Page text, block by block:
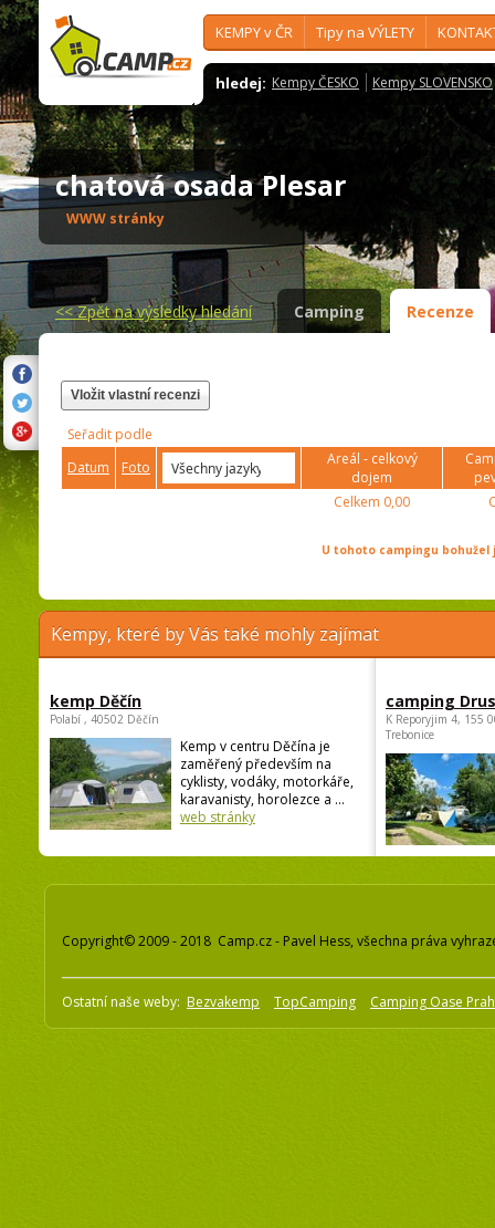
KEMPY v ČR Tipy na VÝLETY
hledej: Kempy ČESKO Kempy SLOVENSKO
chatová osada Plesar
WWW stránky
<<Zpět na výsledky hledání Camping Recenze
Vložit vlastní recenzi
Seřadit podle
Datum
Foto
Areál - celkový
dojem
Celkem 0,00
U tohoto campingu
Kempy, které by Vás také mohly zajímat
kemp Děčín
Polabí , 40502 Děčín
Kemp v centru Děčína je
zaměřený především na
cyklisty, vodáky, motorkáře,
karavanisty, horolezce a ...
web stránky
camping
K Reporyjim 4, 155
Trebonice
Copyright© 2009 - 2018 Camp.cz - Pavel Hess, všechna práva
Ostatní naše weby: Bezvakemp TopCamping Camping Oase